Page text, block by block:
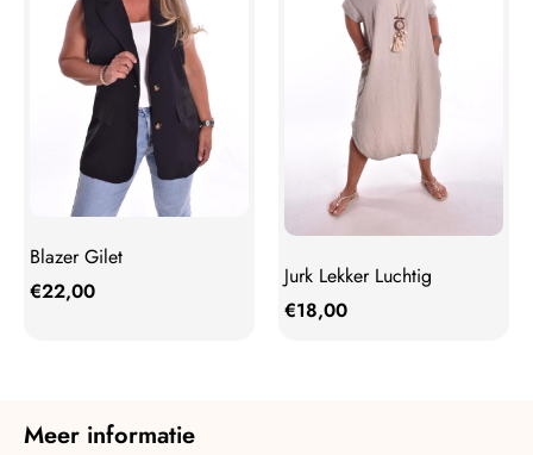
Blazer Gilet
€22,00
Jurk Lekker Luchtig
€18,00
Meer informatie